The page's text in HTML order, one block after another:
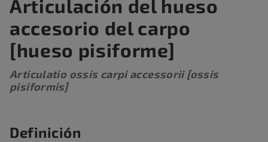
Articulación del hueso
accesorio del carpo
[hueso pisiforme]
Articulatio ossis carpi accessorii [ossis
pisiformis]
Definición